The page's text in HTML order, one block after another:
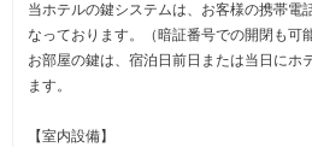
当ホテルの鍵システムは、お客様の携帯電
なっております。（暗証番号での開閉も可能
お部屋の鍵は、宿泊日前日または当日にホ
ます。
【室内設備】